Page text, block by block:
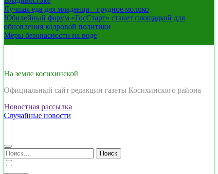
Лучшая еда для младенца – грудное молоко
Юбилейный форум «ГосСтарт» станет площадкой для
обновления кадровой политики
Меры безопасности на воде
На земле косихинской
Официальный сайт редакции газеты Косихинского района
Новостная рассылка
Случайные новости
Найти: